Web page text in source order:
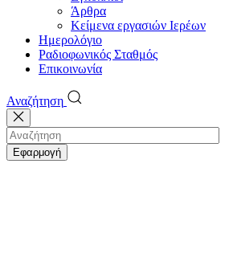
Άρθρα
Κείμενα εργασιών Ιερέων
Ημερολόγιο
Ραδιοφωνικός Σταθμός
Επικοινωνία
Αναζήτηση